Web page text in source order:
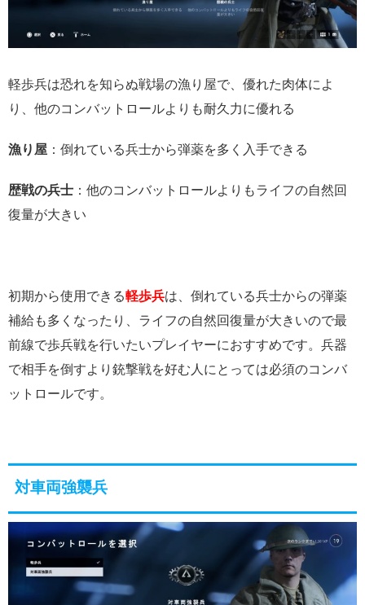
軽歩兵は恐れを知らぬ戦場の漁り屋で、優れた肉体によ
り、他のコンバットロールよりも耐久力に優れる
漁り屋 ：倒れている兵士から弾薬を多く入手できる
歴戦の兵士 ：他のコンバットロールよりもライフの自然回
復量が大きい
初期から使用できる軽歩兵は、倒れている兵士からの弾薬
補給も多くなったり、ライフの自然回復量が大きいので最
前線で歩兵戦を行いたいプレイヤーにおすすめです。兵器
で相手を倒すより銃撃戦を好む人にとっては必須のコンバ
ットロールです。
対車両強襲兵